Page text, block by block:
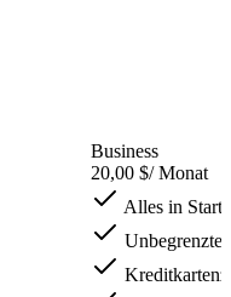
Business
20,00 $/ Monat
Alles in
Unbegrenzte